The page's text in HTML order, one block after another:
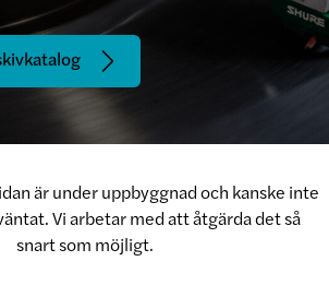
är under uppbyggnad och kanske inte
Vi arbetar med att åtgärda det så
snart som möjligt.